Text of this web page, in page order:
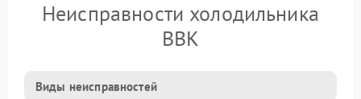
Неисправности холодильника
BBK
Виды неисправностей